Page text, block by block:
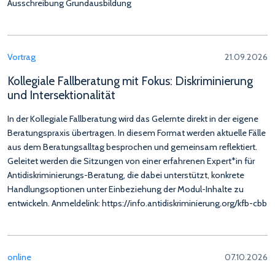
Ausschreibung Grundausbildung
Vortrag 21.09.2026
Kollegiale Fallberatung mit Fokus: Diskriminierung
und Intersektionalität
In der Kollegiale Fallberatung wird das Gelernte direkt in der eigene
Beratungspraxis übertragen. In diesem Format werden aktuelle Fälle
aus dem Beratungsalltag besprochen und gemeinsam reflektiert.
Geleitet werden die Sitzungen von einer erfahrenen Expert*in für
Antidiskriminierungs-Beratung, die dabei unterstützt, konkrete
Handlungsoptionen unter Einbeziehung der Modul-Inhalte zu
entwickeln. Anmeldelink: https://info.antidiskriminierung.org/kfb-cbb
online 07.10.2026